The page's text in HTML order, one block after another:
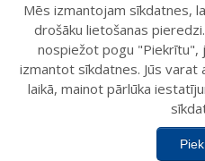
< 1
Mēs izmantojam sīkdatnes,
drošāku lietošanas
nospiežot pogu
izmantot sīkdatnes. Jūs varat
laikā, mainot pārlūka